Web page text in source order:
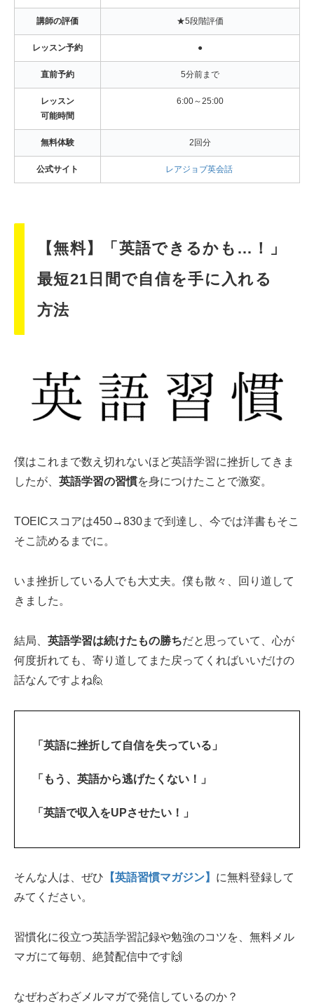
講師の評価 ★5段階評価
レッスン予約 ●
直前予約 5分前まで
レッスン
可能時間
6:00～25:00
無料体験 2回分
公式サイト レアジョブ英会話
【無料】「英語できるかも…！」
最短21日間で自信を手に入れる
方法
僕はこれまで数え切れないほど英語学習に挫折してきま
したが、 英語学習の習慣を身につけたことで激変。
TOEICスコアは450→830まで到達し、今では洋書もそこ
そこ読めるまでに。
いま挫折している人でも大丈夫。僕も散々、回り道して
きました。
結局、 英語学習は続けたもの勝ちだと思っていて、心が
何度折れても、寄り道してまた戻ってくればいいだけの
話なんですよね🙋‍
「英語に挫折して自信を失っている」
「もう、英語から逃げたくない！」
「英語で収入をUPさせたい！」
そんな人は、ぜひ 【英語習慣マガジン】 に無料登録して
みてください。
習慣化に役立つ英語学習記録や勉強のコツを、無料メル
マガにて毎朝、絶賛配信中です🙌
なぜわざわざメルマガで発信しているのか？